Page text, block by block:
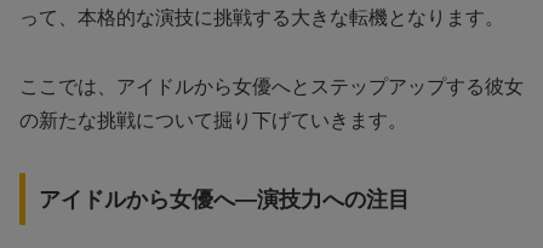
って、本格的な演技に挑戦する大きな転機となります。
ここでは、アイドルから女優へとステップアップする彼女
の新たな挑戦について掘り下げていきます。
アイドルから女優へ—演技力への注目